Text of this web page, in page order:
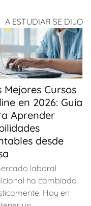
c
e
b
o
o
k
at
s
A
p
p
m
p
ar
tir
A ESTUDIAR SE DIJO
Mejores Cursos
en 2026: Guía
Aprender
desde
laboral
ha cambiado
Hoy en